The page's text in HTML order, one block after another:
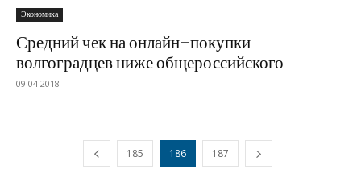
Экономика
Средний чек на онлайн-покупки
волгоградцев ниже общероссийского
09.04.2018
185 186 187